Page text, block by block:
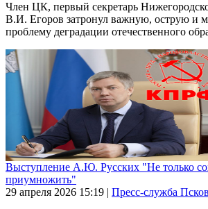
Член ЦК, первый секретарь
В.И. Егоров затронул важную, острую и
проблему деградации отечественного
Выступление А.Ю. Русских "Не только
приумножить"
29 апреля 2026 15:19 | Пресс-служба